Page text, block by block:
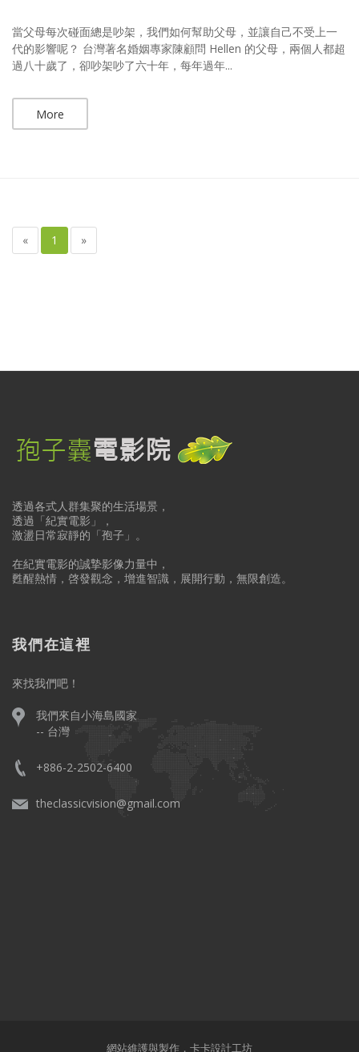
當父母每次碰面總是吵架，我們如何幫助父母，並讓自己不受上一
代的影響呢？ 台灣著名婚姻專家陳顧問 Hellen 的父母，兩個人都超
過八十歲了，卻吵架吵了六十年，每年過年...
More
« 1 »
透過各式人群集聚的生活場景，
透過「紀實電影」，
激盪日常寂靜的「孢子」。
在紀實電影的誠摯影像力量中，
甦醒熱情，啓發觀念，增進智識，展開行動，無限創造。
我們在這裡
來找我們吧！
我們來自小海島國家
-- 台灣
+886-2-2502-6400
theclassicvision@gmail.com
網站維護與製作， 卡卡設計工坊